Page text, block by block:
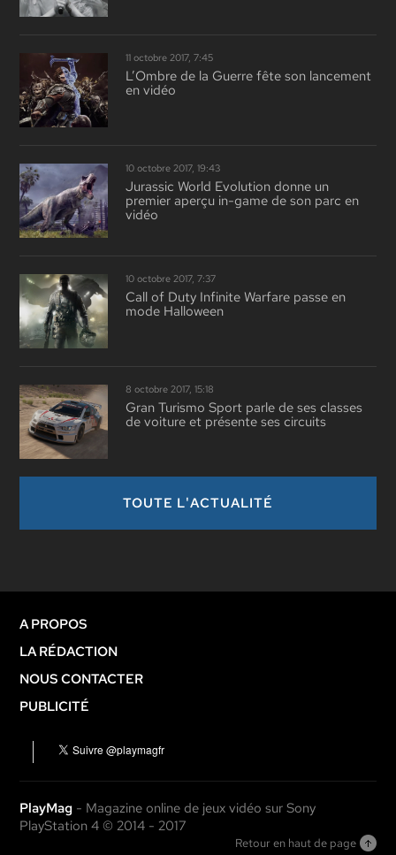
11 octobre 2017, 7:45
L’Ombre de la Guerre fête son lancement
en vidéo
10 octobre 2017, 19:43
Jurassic World Evolution donne un
premier aperçu in-game de son parc en
vidéo
10 octobre 2017, 7:37
Call of Duty Infinite Warfare passe en
mode Halloween
8 octobre 2017, 15:18
Gran Turismo Sport parle de ses classes
de voiture et présente ses circuits
TOUTE L'ACTUALITÉ
A PROPOS
LA RÉDACTION
NOUS CONTACTER
PUBLICITÉ
PlayMag - Magazine online de jeux vidéo sur Sony
PlayStation 4 © 2014 - 2017
Retour en haut de page